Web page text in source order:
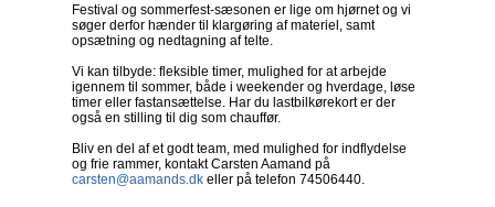
Festival og sommerfest-sæsonen er lige om hjørnet og vi
søger derfor hænder til klargøring af materiel, samt
opsætning og nedtagning af telte.
Vi kan tilbyde: fleksible timer, mulighed for at arbejde
igennem til sommer, både i weekender og hverdage, løse
timer eller fastansættelse. Har du lastbilkørekort er der
også en stilling til dig som chauffør.
Bliv en del af et godt team, med mulighed for indflydelse
og frie rammer, kontakt Carsten Aamand på
carsten@aamands.dk eller på telefon 74506440.